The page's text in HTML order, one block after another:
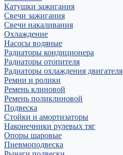
Катушки зажигания
Свечи зажигания
Свечи накаливания
Охлаждение
Насосы водяные
Радиаторы кондиционера
Радиаторы отопителя
Радиаторы охлаждения двигателя
Ремни и ролики
Ремень клиновой
Ремень поликлиновой
Подвеска
Стойки и амортизаторы
Наконечники рулевых тяг
Опоры шаровые
Пневмоподвеска